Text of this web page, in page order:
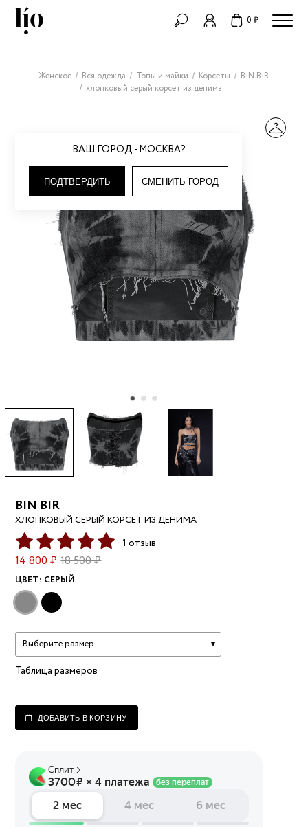
0 ₽
ВАШ ГОРОД - МОСКВА?
ПОДТВЕРДИТЬ СМЕНИТЬ ГОРОД
Женское Вся одежда Топы и майки Корсеты
BIN BIR
хлопковый серый корсет из денима
BIN BIR
ХЛОПКОВЫЙ СЕРЫЙ КОРСЕТ ИЗ ДЕНИМА
1 отзыв
14 800 ₽ 18 500 ₽
ЦВЕТ: СЕРЫЙ
Выберите размер
Таблица размеров
ДОБАВИТЬ В КОРЗИНУ